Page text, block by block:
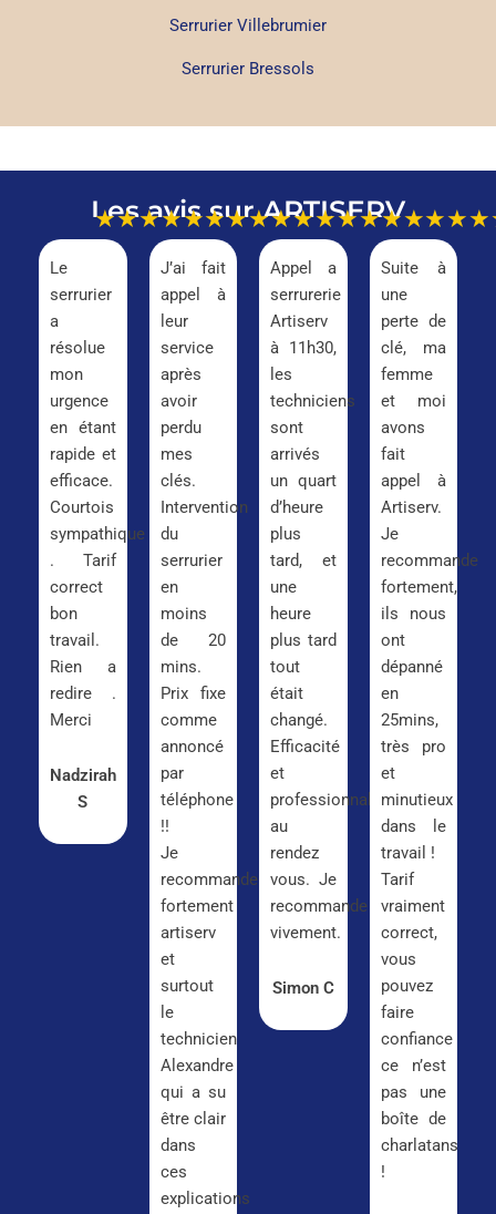
Serrurier Villebrumier
Serrurier Bressols
Les avis sur ARTISERV
★★★★★
Le
serrurier
a
résolue
mon
urgence
en étant
rapide et
efficace.
Courtois
sympathique
. Tarif
correct
bon
travail.
Rien a
redire .
Merci
Nadzirah
S
★★★★★
J’ai fait
appel à
leur
service
après
avoir
perdu
mes
clés.
Intervention
du
serrurier
en
moins
de 20
mins.
Prix fixe
comme
annoncé
par
téléphone
!!
Je
recommande
fortement
artiserv
et
surtout
le
technicien
Alexandre
qui a su
être clair
dans
ces
explications
★★★★★
Appel a
serrurerie
Artiserv
à 11h30,
les
techniciens
sont
arrivés
un quart
d’heure
plus
tard, et
une
heure
plus tard
tout
était
changé.
Efficacité
et
professionnalisme
au
rendez
vous. Je
recommande
vivement.
Simon C
Suite à
une
perte de
clé, ma
femme
et moi
avons
fait
appel à
Artiserv.
Je
recommande
fortement,
ils nous
ont
dépanné
en
25mins,
très pro
et
minutieux
dans le
travail !
Tarif
vraiment
correct,
vous
pouvez
faire
confiance
ce n’est
pas une
boîte de
charlatans
!